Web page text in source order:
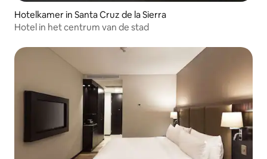
Hotelkamer in Santa Cruz de la Sierra
Hotel in het centrum van de stad